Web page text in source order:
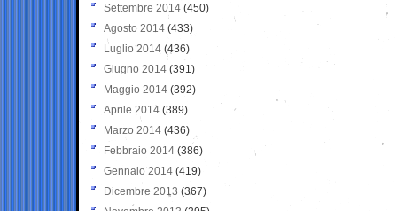
Settembre 2014 (450)
Agosto 2014 (433)
Luglio 2014 (436)
Giugno 2014 (391)
Maggio 2014 (392)
Aprile 2014 (389)
Marzo 2014 (436)
Febbraio 2014 (386)
Gennaio 2014 (419)
Dicembre 2013 (367)